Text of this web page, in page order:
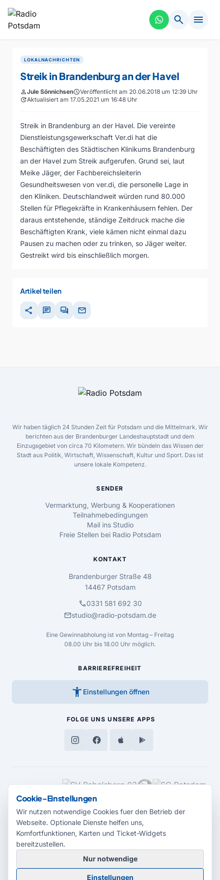
search menu
LOKALNACHRICHTEN
Streik in Brandenburg an der Havel
personJule SönnichsenscheduleVeröffentlicht am 20.06.2018 um 12:39 Uhr
updateAktualisiert am 17.05.2021 um 16:48 Uhr
Streik in Brandenburg an der Havel. Die vereinte
Dienstleistungsgewerkschaft Ver.di hat die
Beschäftigten des Städtischen Klinikums Brandenburg
an der Havel zum Streik aufgerufen. Grund sei, laut
Meike Jäger, der Fachbereichsleiterin
Gesundheitswesen von ver.di, die personelle Lage in
den Kliniken. Deutschlandweit würden rund 80.000
Stellen für Pflegekräfte in Krankenhäusern fehlen. Der
daraus entstehende, ständige Zeitdruck mache die
Beschäftigten Krank, viele kämen nicht einmal dazu
Pausen zu machen oder zu trinken, so Jäger weiter.
Gestreikt wird bis einschließlich morgen.
Artikel teilen
share chat forum mail
Wir haben täglich 24 Stunden Zeit für Potsdam und die Mittelmark. Wir
berichten aus der Brandenburger Landeshauptstadt und dem
Einzugsgebiet von circa 70 Kilometern. Wir bündeln das Wissen der
Stadt aus Politik, Wirtschaft, Wissenschaft, Kultur und Sport. Das ist
unsere lokale Kompetenz.
SENDER
Vermarktung, Werbung & Kooperationen
Teilnahmebedingungen
Mail ins Studio
Freie Stellen bei Radio Potsdam
KONTAKT
Brandenburger Straße 48
14467 Potsdam
call0331 581 692 30
mailstudio@radio-potsdam.de
Eine Gewinnabholung ist von Montag – Freitag
08.00 Uhr bis 18.00 Uhr möglich.
BARRIEREFREIHEIT
accessibility_new Einstellungen öffnen
FOLGE UNS UNSERE APPS
MEDIENPARTNER
© 2026 Radio Potsdam. Webseite entwickelt durch dieMedienagentur
Babelsberg
Cookie-Einstellungen
Wir nutzen notwendige Cookies fuer den Betrieb der
Webseite. Optionale Dienste helfen uns,
Komfortfunktionen, Karten und Ticket-Widgets
bereitzustellen.
Nur notwendige
Einstellungen